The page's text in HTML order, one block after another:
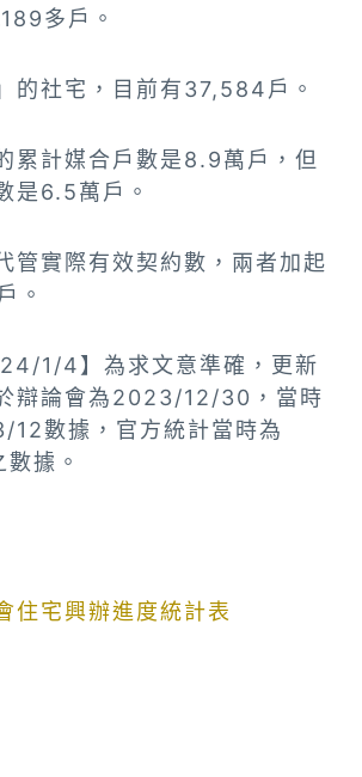
多戶。
的社宅，目前有37,584戶。
累計媒合戶數是8.9萬戶，但
是6.5萬戶。
管實際有效契約數，兩者加起
。
1/4】為求文意準確，更新
辯論會為2023/12/30，當時
12數據，官方統計當時為
據。
住宅興辦進度統計表